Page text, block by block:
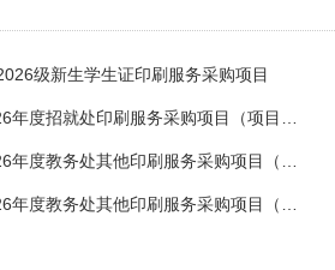
级新生学生证印刷服务采购项目
年度招就处印刷服务采购项目（项目…
年度教务处其他印刷服务采购项目（…
年度教务处其他印刷服务采购项目（…